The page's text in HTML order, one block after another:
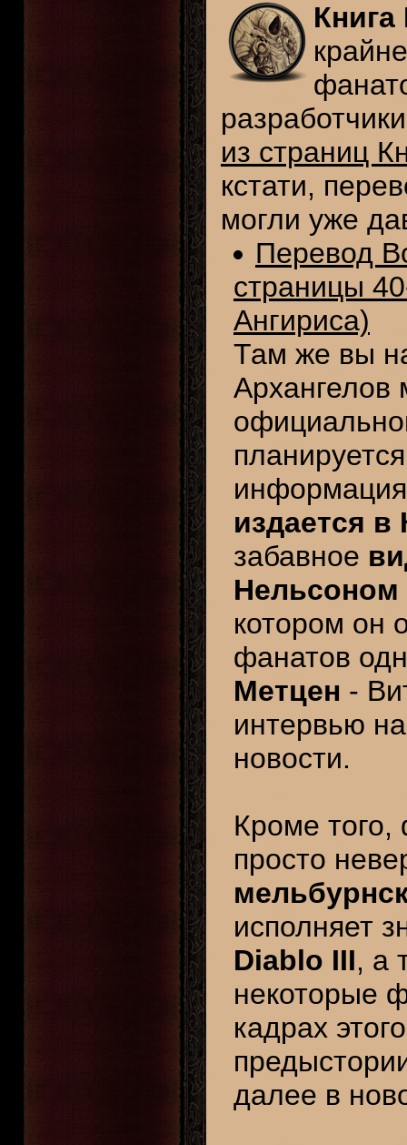
Книга
из страниц
кстати,
могли уже
Перевод
страницы
Ангириса)
Там же вы
Архангелов
издается в
забавное
Нельсоном
котором он
фанатов
Метцен -
интервью
новости.
Кроме
просто
исполняет
Diablo III, а
некоторые
кадрах
далее в